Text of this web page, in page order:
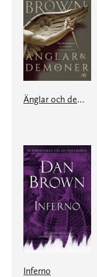
Änglar och demoner
Inferno